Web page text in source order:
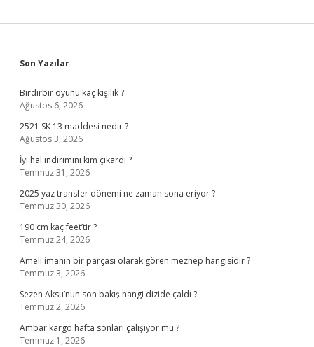
Sidebar
Son Yazılar
Birdirbir oyunu kaç kişilik ?
Ağustos 6, 2026
2521 SK 13 maddesi nedir ?
Ağustos 3, 2026
İyi hal indirimini kim çıkardı ?
Temmuz 31, 2026
2025 yaz transfer dönemi ne zaman sona eriyor ?
Temmuz 30, 2026
190 cm kaç feet’tir ?
Temmuz 24, 2026
Ameli imanın bir parçası olarak gören mezhep hangisidir ?
Temmuz 3, 2026
Sezen Aksu’nun son bakış hangi dizide çaldı ?
Temmuz 2, 2026
Ambar kargo hafta sonları çalışıyor mu ?
Temmuz 1, 2026